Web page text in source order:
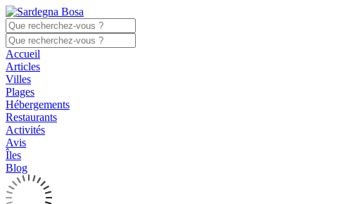
Accueil
Articles
Villes
Plages
Hébergements
Restaurants
Activités
Avis
Îles
Blog